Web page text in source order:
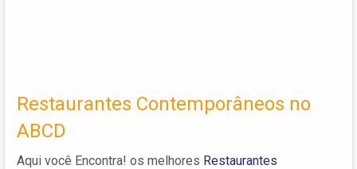
Restaurantes Contemporâneos no
ABCD
Aqui você Encontra! os melhores Restaurantes